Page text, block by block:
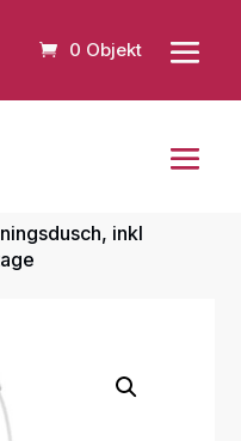
0 Objekt
inkl